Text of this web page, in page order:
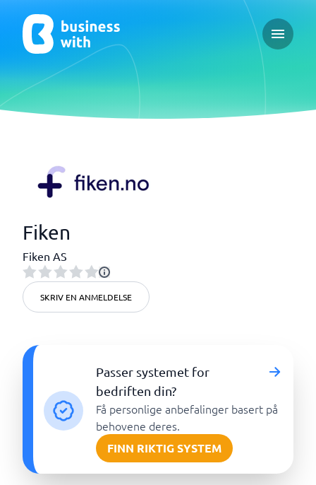
Open
Fiken
Fiken AS
SKRIV EN ANMELDELSE
Passer systemet for
bedriften din?
Få personlige anbefalinger basert på
behovene deres.
FINN RIKTIG SYSTEM